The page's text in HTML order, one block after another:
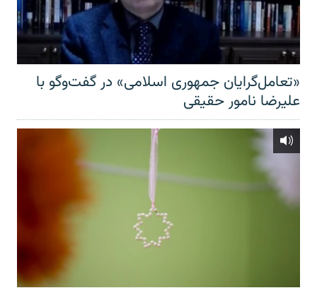
«تعامل‌گرایان جمهوری اسلامی» در گفت‌وگو با
علیرضا نامور حقیقی